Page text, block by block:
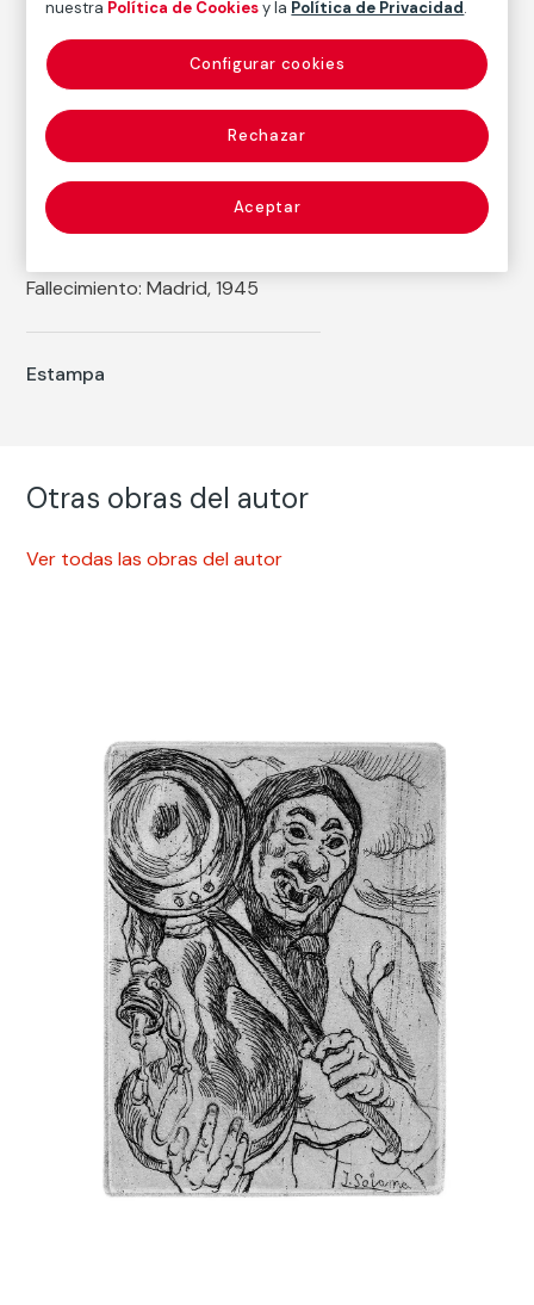
Inscripción/Leyenda
Firmado en el ángulo inferior derecho de la lámina: “J.
Solana”
Autor
José Gutiérrez Solana
Fallecimiento: Madrid, 1945
Estampa
Otras obras del autor
Ver todas las obras del autor
nuestra Política de Cookiesy la Política de Privacidad.
Rechazar
Aceptar
Configurar cookies